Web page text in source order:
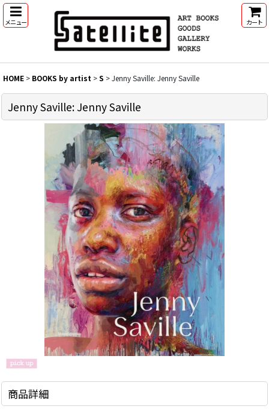
メニュー カート
HOME > BOOKS by artist >S >Jenny Saville: Jenny Saville
Jenny Saville: Jenny Saville
商品詳細